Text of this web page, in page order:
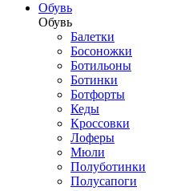
Обувь
Обувь
Балетки
Босоножки
Ботильоны
Ботинки
Ботфорты
Кеды
Кроссовки
Лоферы
Мюли
Полуботинки
Полусапоги